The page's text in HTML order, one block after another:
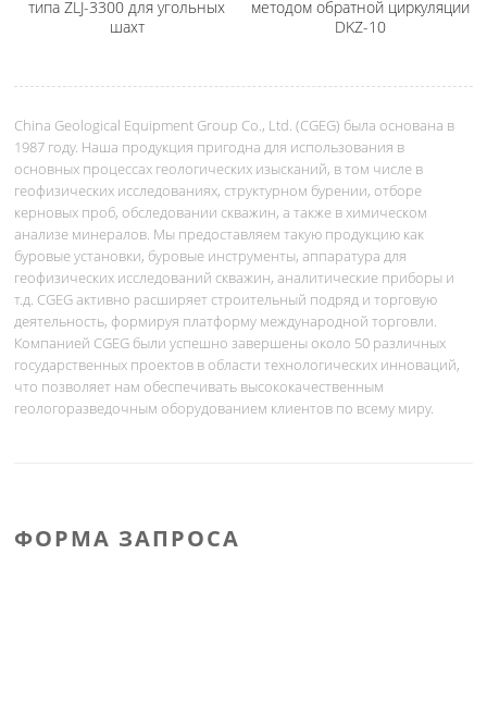
типа ZLJ-3300 для угольных
шахт
методом обратной циркуляции
DKZ-10
China Geological Equipment Group Co., Ltd. (CGEG) была основана в
1987 году. Наша продукция пригодна для использования в
основных процессах геологических изысканий, в том числе в
геофизических исследованиях, структурном бурении, отборе
керновых проб, обследовании скважин, а также в химическом
анализе минералов. Мы предоставляем такую продукцию как
буровые установки, буровые инструменты, аппаратура для
геофизических исследований скважин, аналитические приборы и
т.д. CGEG активно расширяет строительный подряд и торговую
деятельность, формируя платформу международной торговли.
Компанией CGEG были успешно завершены около 50 различных
государственных проектов в области технологических инноваций,
что позволяет нам обеспечивать высококачественным
геологоразведочным оборудованием клиентов по всему миру.
ФОРМА ЗАПРОСА